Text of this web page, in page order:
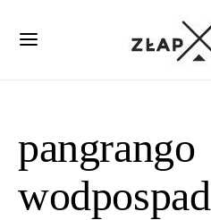
pangrango
wodpospad